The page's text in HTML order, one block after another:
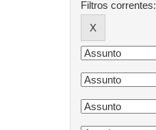
Filtros correntes: